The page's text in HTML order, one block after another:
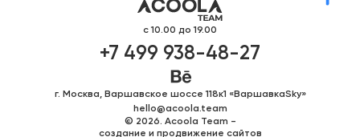
с 10.00 до 19.00
+7 499 938-48-27
г. Москва, Варшавское шоссе 118к1 «ВаршавкаSky»
hello@acoola.team
© 2026. Acoola Team -
создание и продвижение сайтов